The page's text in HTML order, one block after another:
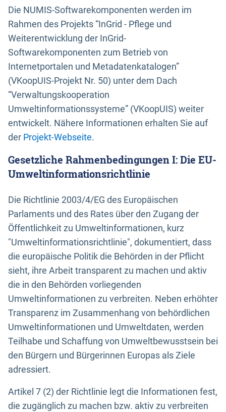
Die NUMIS-Softwarekomponenten werden im
Rahmen des Projekts “InGrid - Pflege und
Weiterentwicklung der InGrid-
Softwarekomponenten zum Betrieb von
Internetportalen und Metadatenkatalogen”
(VKoopUIS-Projekt Nr. 50) unter dem Dach
“Verwaltungskooperation
Umweltinformationssysteme” (VKoopUIS) weiter
entwickelt. Nähere Informationen erhalten Sie auf
der Projekt-Webseite.
Gesetzliche Rahmenbedingungen I: Die EU-
Umweltinformationsrichtlinie
Die Richtlinie 2003/4/EG des Europäischen
Parlaments und des Rates über den Zugang der
Öffentlichkeit zu Umweltinformationen, kurz
"Umweltinformationsrichtlinie", dokumentiert, dass
die europäische Politik die Behörden in der Pflicht
sieht, ihre Arbeit transparent zu machen und aktiv
die in den Behörden vorliegenden
Umweltinformationen zu verbreiten. Neben erhöhter
Transparenz im Zusammenhang von behördlichen
Umweltinformationen und Umweltdaten, werden
Teilhabe und Schaffung von Umweltbewusstsein bei
den Bürgern und Bürgerinnen Europas als Ziele
adressiert.
Artikel 7 (2) der Richtlinie legt die Informationen fest,
die zugänglich zu machen bzw. aktiv zu verbreiten